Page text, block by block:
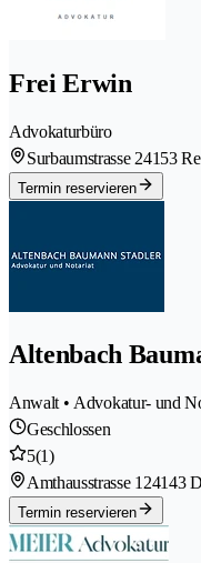
Frei Erwin
Advokaturbüro
Surbaumstrasse 24153
Termin reservieren
Altenbach
Anwalt • Advokatur- und
Geschlossen
5(1)
Amthausstrasse 124143
Termin reservieren